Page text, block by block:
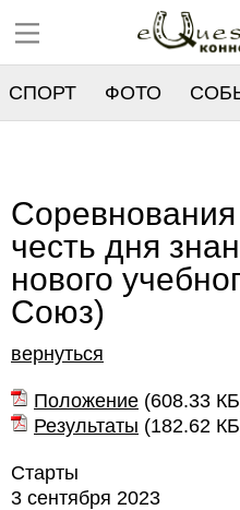
СПОРТ ФОТО
Соревнования
честь дня
нового
Союз)
вернуться
Положение (608.33 КБ
Результаты (182.62 КБ
Старты
3 сентября 2023